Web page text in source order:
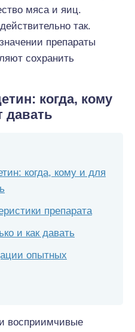
мяса и яиц.
так.
препараты
сохранить
когда, кому
давать
когда, кому и для
препарата
и как давать
опытных
восприимчивые